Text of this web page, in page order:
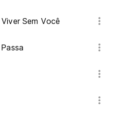
Sem Você